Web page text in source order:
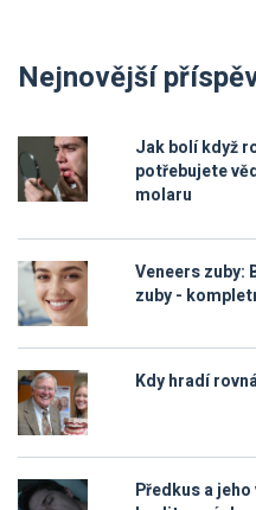
Nejnovější
Jak bolí když
potřebujete
molaru
Veneers zuby:
zuby -
Kdy hradí
Předkus a